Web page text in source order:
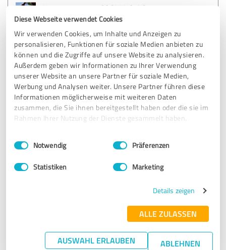
Diese Webseite verwendet Cookies
Wir verwenden Cookies, um Inhalte und Anzeigen zu
personalisieren, Funktionen für soziale Medien anbieten zu
können und die Zugriffe auf unsere Website zu analysieren.
Außerdem geben wir Informationen zu Ihrer Verwendung
unserer Website an unsere Partner für soziale Medien,
Werbung und Analysen weiter. Unsere Partner führen diese
Informationen möglicherweise mit weiteren Daten
zusammen, die Sie ihnen bereitgestellt haben oder die sie im
Rahmen Ihrer Nutzung der Dienste gesammelt haben.
Impressum Datenschutzbestimmungen
Einwilligungsauswahl
Notwendig Präferenzen
Statistiken Marketing
Details zeigen
ALLE ZULASSEN
AUSWAHL ERLAUBEN ABLEHNEN
Kommentar von COSMINO AG:
Dear Ms. Tang,
Thank you very much for your rating.
5,00 von 5
SEHR GUT Empfehlung
Bewertung zu:
Ihre Erfahrung mit der COSMINO
Systembetreuung und Projektdurchführung